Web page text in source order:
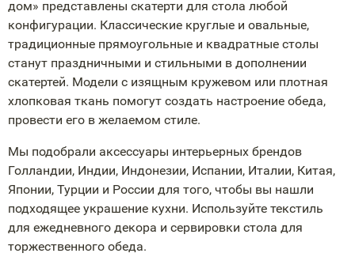
дом» представлены скатерти для стола любой
конфигурации. Классические круглые и овальные,
традиционные прямоугольные и квадратные столы
станут праздничными и стильными в дополнении
скатертей. Модели с изящным кружевом или плотная
хлопковая ткань помогут создать настроение обеда,
провести его в желаемом стиле.
Мы подобрали аксессуары интерьерных брендов
Голландии, Индии, Индонезии, Испании, Италии, Китая,
Японии, Турции и России для того, чтобы вы нашли
подходящее украшение кухни. Используйте текстиль
для ежедневного декора и сервировки стола для
торжественного обеда.